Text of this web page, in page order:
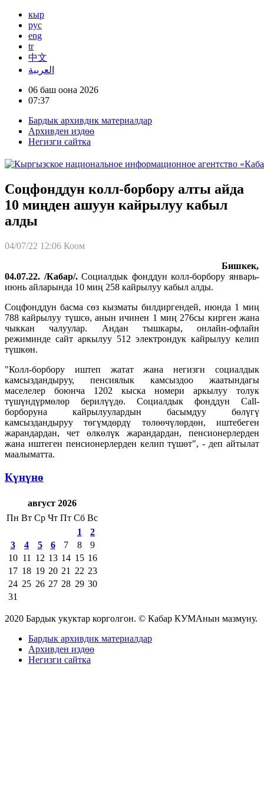
кыр
рус
eng
tr
中文
العربية
06 баш оона 2026
07:37
Бардык архивдик материалдар
Архивден издөө
Негизги сайтка
Соцфонддун колл-борбору алты айда
10 миңден ашуун кайрылуу кабыл
алды
04/07/22 12:06 Коом
Бишкек,
04.07.22. /Кабар/.Социалдык фонддун колл-борбору январь-
июнь айларында 10 миң 258 кайрылуу кабыл алды.
Соцфонддун басма сөз кызматы билдиргендей, июнда 1 миң
788 кайрылуу түшсө, анын ичинен 1 миң 276сы кирген жана
чыккан чалуулар. Андан тышкары, онлайн-офлайн
режиминде сайт аркылуу 512 электрондук кайрылуу келип
түшкөн.
"Колл-борбору иштеп жатат жана негизги социалдык
камсыздандыруу, пенсиялык камсыздоо жаатындагы
маселелер боюнча 1202 кыска номери аркылуу толук
түшүндүрмөлөр берилүүдө. Социалдык фонддун Call-
борборуна кайрылуулардын басымдуу бөлүгү
камсыздандыруу төгүмдөрдү төлөөчүлөрдөн, иштебеген
жарандардан, чет өлкөлүк жарандардан, пенсионерлерден
жана иштеген пенсионерлерден келип түшөт", - деп айтылат
маалыматта.
Күнүнө
август 2026
Пн Вт Ср Чт Пт Сб Вс
1
2
3
4 5 6 7 8
9
10 11 12 13 14 15 16
17 18 19 20 21 22 23
24 25 26 27 28 29 30
31
2020 Бардык укуктар корголгон. © Кабар КУМАнын мазмуну.
Бардык архивдик материалдар
Архивден издөө
Негизги сайтка